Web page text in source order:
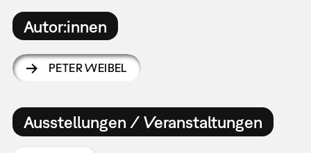
Autor:innen
PETER WEIBEL
Ausstellungen / Veranstaltungen